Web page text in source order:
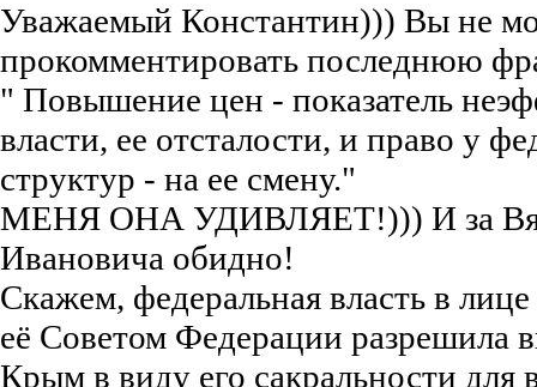
Уважаемый Константин))) Вы не
прокомментировать последнюю
" Повышение цен - показатель
власти, ее отсталости, и право у
структур - на ее смену."
МЕНЯ ОНА УДИВЛЯЕТ!))) И за
Ивановича обидно!
Скажем, федеральная власть в
её Советом Федерации разрешила
Крым в виду его сакральности для